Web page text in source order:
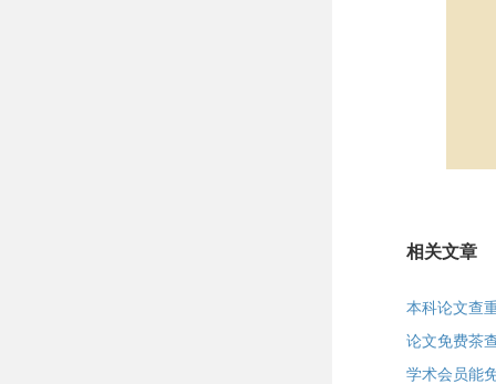
相关文章
本科论文查
论文免费茶
学术会员能